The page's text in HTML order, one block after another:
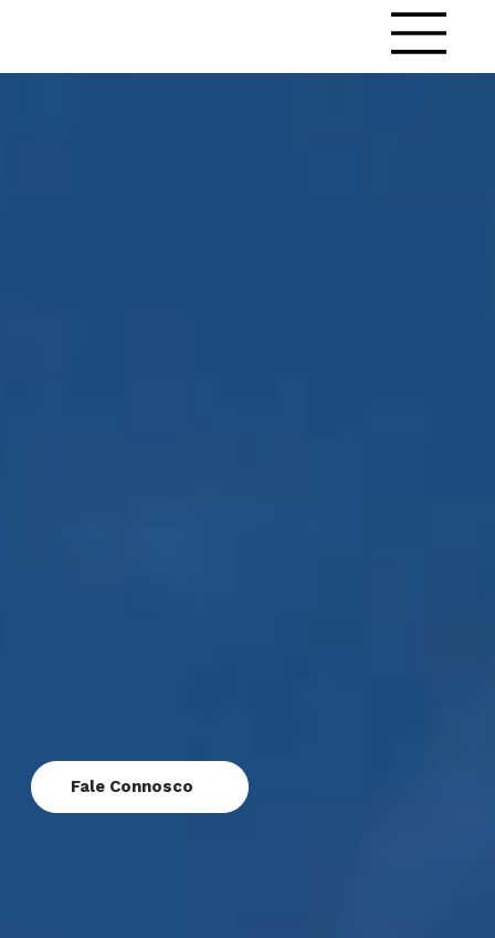
Fale Connosco